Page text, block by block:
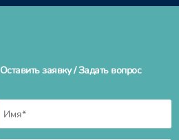
Оставить заявку / Задать вопрос